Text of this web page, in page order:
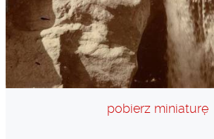
pobierz miniaturę